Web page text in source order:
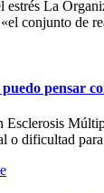
estrés La
conjunto de
pensar
Esclerosis
o dificultad